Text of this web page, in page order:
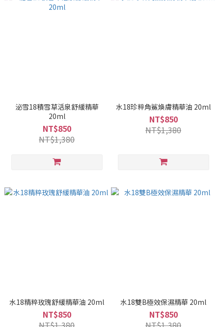
泌雪18積雪草活泉舒緩精華
20ml
NT$850
NT$1,380
水18珍粹角鯊煥膚精華油 20ml
NT$850
NT$1,380
水18精粹玫瑰舒緩精華油 20ml
NT$850
水18雙B極效保濕精華 20ml
NT$850